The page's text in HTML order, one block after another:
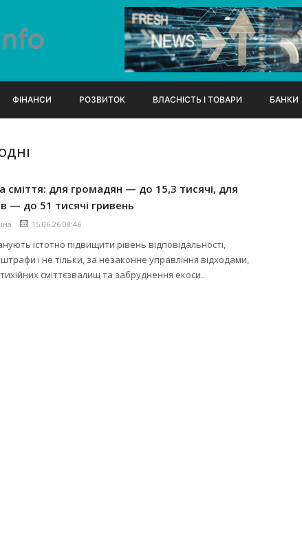
ФІНАНСИ РОЗВИТОК ВЛАСНІСТЬ І ТОВАРИ БАНКИ
для громадян — до 15,3 тисячі, для
— до 51 тисячі гривень
15.06.26 08:46
істотно підвищити рівень відповідальності,
і не тільки, за незаконне управління відходами,
сміттєзвалищ та забруднення екоси..